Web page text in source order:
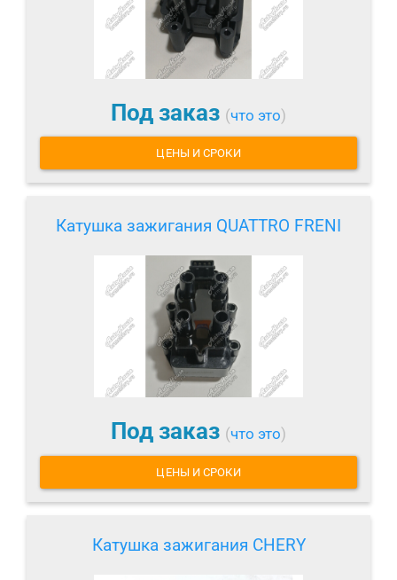
Под заказ (что это)
ЦЕНЫ И СРОКИ
Катушка зажигания QUATTRO FRENI
Под заказ (что это)
ЦЕНЫ И СРОКИ
Катушка зажигания CHERY